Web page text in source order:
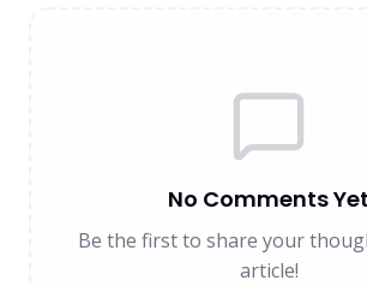
No Comments Yet
Be the first to share your
article!